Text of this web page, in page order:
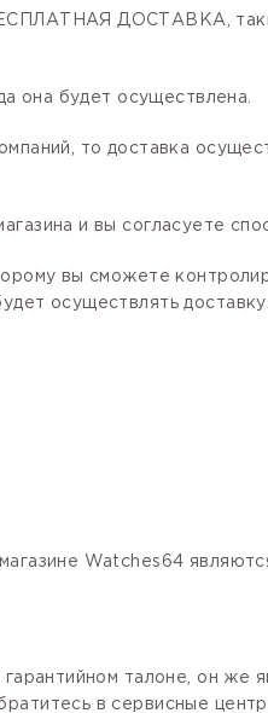
ДОСТАВКА,
она будет осуществлена.
то доставка
и вы согласуете
вы сможете
осуществлять
Watches64
талоне, он же
в сервисные